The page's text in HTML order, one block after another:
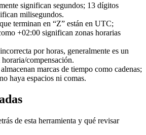
significan segundos; 13 dígitos
milisegundos.
terminan en “Z” están en UTC;
+02:00 significan zonas horarias
por horas, generalmente es un
compensación.
marcas de tiempo como cadenas;
haya espacios ni comas.
de esta herramienta y qué revisar